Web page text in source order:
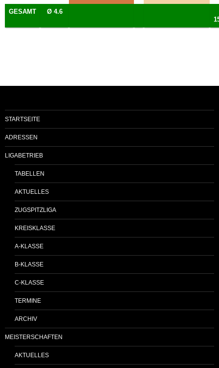
GESAMT
Ø 4.6
STARTSEITE
ADRESSEN
LIGABETRIEB
TABELLEN
AKTUELLES
ZUGSPITZLIGA
KREISKLASSE
A-KLASSE
B-KLASSE
C-KLASSE
TERMINE
ARCHIV
MEISTERSCHAFTEN
AKTUELLES